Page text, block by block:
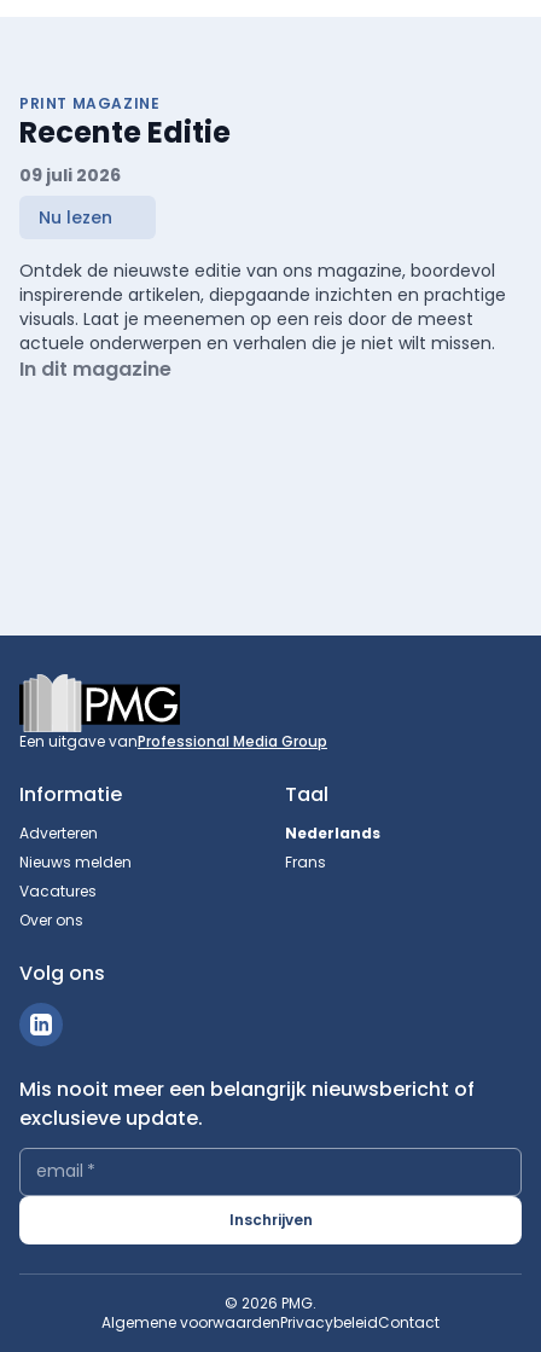
PRINT MAGAZINE
Recente Editie
09 juli 2026
Nu lezen
Ontdek de nieuwste editie van ons magazine, boordevol
inspirerende artikelen, diepgaande inzichten en prachtige
visuals. Laat je meenemen op een reis door de meest
actuele onderwerpen en verhalen die je niet wilt missen.
In dit magazine
Footer
Een uitgave vanProfessional Media Group
Informatie
Adverteren
Nieuws melden
Vacatures
Over ons
Taal
Nederlands
Frans
Volg ons
Mis nooit meer een belangrijk nieuwsbericht of
exclusieve update.
email *
Inschrijven
© 2026 PMG.
Algemene voorwaardenPrivacybeleidContact